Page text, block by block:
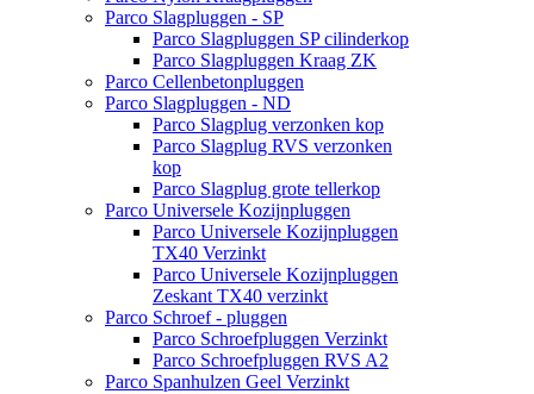
Parco Slagpluggen - SP
Parco Slagpluggen SP cilinderkop
Parco Slagpluggen Kraag ZK
Parco Cellenbetonpluggen
Parco Slagpluggen - ND
Parco Slagplug verzonken kop
Parco Slagplug RVS verzonken
kop
Parco Slagplug grote tellerkop
Parco Universele Kozijnpluggen
Parco Universele Kozijnpluggen
TX40 Verzinkt
Parco Universele Kozijnpluggen
Zeskant TX40 verzinkt
Parco Schroef - pluggen
Parco Schroefpluggen Verzinkt
Parco Schroefpluggen RVS A2
Parco Spanhulzen Geel Verzinkt